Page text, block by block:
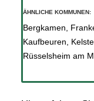
ÄHNLICHE KOMMUNEN:
Bergkamen
Kaufbeuren
Rüsselsheim am